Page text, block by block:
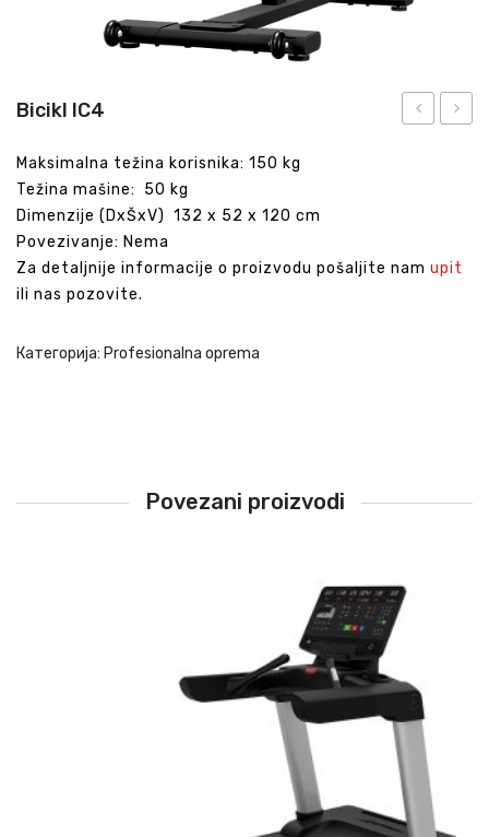
Bicikl IC4
Maksimalna težina korisnika: 150 kg
Težina mašine: 50 kg
Dimenzije (DxŠxV) 132 x 52 x 120 cm
Povezivanje: Nema
Za detaljnije informacije o proizvodu pošaljite nam upit
ili nas pozovite.
Категорија: Profesionalna oprema
Povezani proizvodi